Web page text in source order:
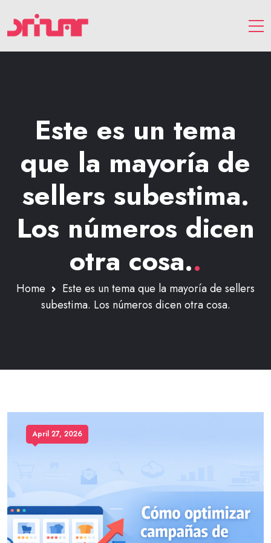
Este es un tema
que la mayoría de
sellers subestima.
Los números dicen
otra cosa..
Home
Este es un tema que la mayoría de sellers
subestima. Los números dicen otra cosa.
April 27, 2026